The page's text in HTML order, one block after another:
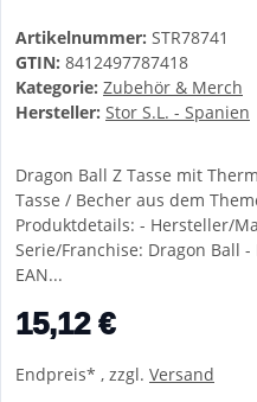
Artikelnummer: STR78741
GTIN: 8412497787418
Kategorie: Zubehör & Merch
Hersteller: Stor S.L. - Spanien
Dragon Ball Z Tasse mit
Tasse / Becher aus dem
Produktdetails: - Hersteller/
Serie/Franchise: Dragon Ball
EAN...
15,12 €
Endpreis* , zzgl. Versand